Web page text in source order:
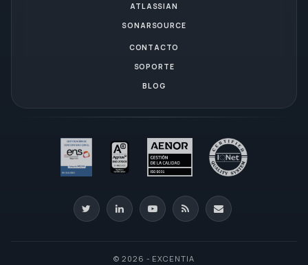
ATLASSIAN
SONARSOURCE
CONTACTO
SOPORTE
BLOG
© 2026 - EXCENTIA